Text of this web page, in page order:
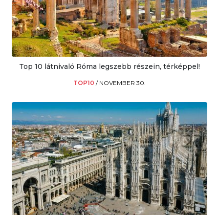
Top 10 látnivaló Róma legszebb részein, térképpel!
TOP10 / NOVEMBER 30.